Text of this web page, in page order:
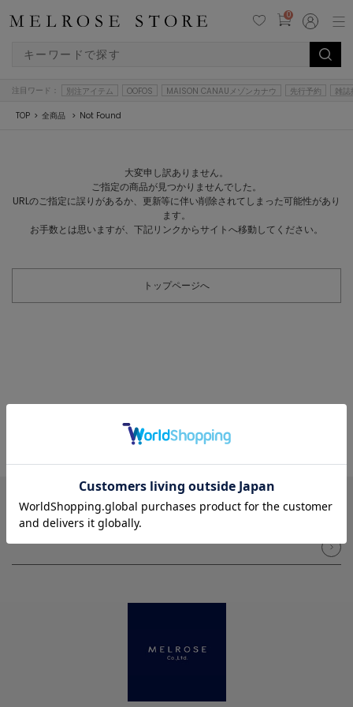
0
注目ワード： 別注アイテム OOFOS MAISON CANAUメゾンカナウ 先行予約 雑誌
TOP 全商品 Not Found
大変申し訳ありません。
ご指定の商品が見つかりませんでした。
URLのご指定に誤りがあるか、更新等に伴い削除されてしまった可能性があり
ます。
お手数とは思いますが、下記リンクからサイトへ移動してください。
トップページへ
NEWSLETTER メルマガ登録